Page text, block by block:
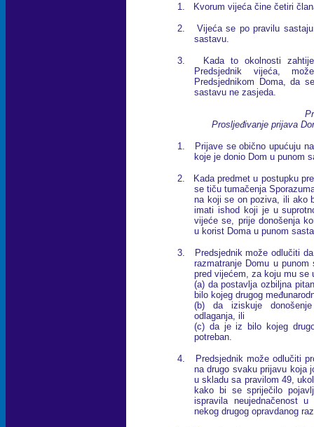
1. Kvorum vijeća čine četiri
2. Vijeća se po pravilu sastaju
sastavu.
3. Kada to okolnosti
Predsjednik vijeća,
Predsjednikom Doma, da
sastavu ne zasjeda.
Prosljeđivanje prijava
1. Prijave se obično upućuju
koje je donio Dom u punom
2. Kada predmet u postupku
se tiču tumačenja
na koji se on poziva, ili ako
imati ishod koji je u
vijeće se, prije donošenja
u korist Doma u punom
3. Predsjednik može odlučiti
razmatranje Domu u
pred vijećem, za koju mu se
(a) da postavlja ozbiljna
bilo kojeg drugog
(b) da iziskuje
odlaganja, ili
(c) da je iz bilo kojeg
potreban.
4. Predsjednik može odlučiti
na drugo svaku prijavu koja
u skladu sa pravilom 49,
kako bi se spriječilo
ispravila neujednačenost
nekog drugog opravdanog